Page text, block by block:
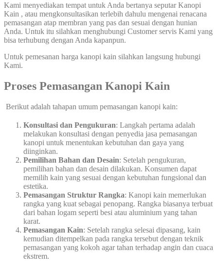
Kami menyediakan tempat untuk Anda bertanya seputar Kanopi
Kain , atau mengkonsultasikan terlebih dahulu mengenai renacana
pemasangan atap membran yang pas dan sesuai dengan hunian
Anda. Untuk itu silahkan menghubungi Customer servis Kami yang
bisa terhubung dengan Anda kapanpun.
Untuk pemesanan harga kanopi kain silahkan langsung hubungi
Kami.
Proses Pemasangan Kanopi Kain
Berikut adalah tahapan umum pemasangan kanopi kain:
Konsultasi dan Pengukuran: Langkah pertama adalah
melakukan konsultasi dengan penyedia jasa pemasangan
kanopi untuk menentukan kebutuhan dan gaya yang
diinginkan.
Pemilihan Bahan dan Desain: Setelah pengukuran,
pemilihan bahan dan desain dilakukan. Konsumen dapat
memilih kain yang sesuai dengan kebutuhan fungsional dan
estetika.
Pemasangan Struktur Rangka: Kanopi kain memerlukan
rangka yang kuat sebagai penopang. Rangka biasanya terbuat
dari bahan logam seperti besi atau aluminium yang tahan
karat.
Pemasangan Kain: Setelah rangka selesai dipasang, kain
kemudian ditempelkan pada rangka tersebut dengan teknik
pemasangan yang kokoh agar tahan terhadap angin dan cuaca
ekstrem.